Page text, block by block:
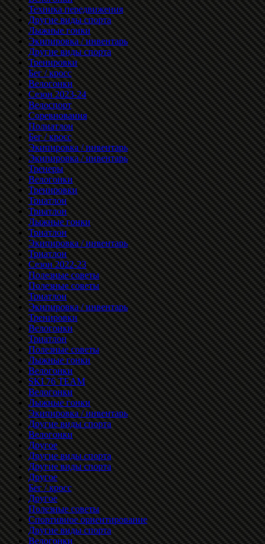
Техника передвижения
Другие виды спорта
Лыжные гонки
Экипировка / инвентарь
Другие виды спорта
Тренировки
Бег / кросс
Велогонки
Сезон 2023-24
Велоспорт
Соревнования
Полиатлон
Бег / кросс
Экипировка / инвентарь
Экипировка / инвентарь
Тренеры
Велогонки
Тренировки
Триатлон
Триатлон
Лыжные гонки
Триатлон
Экипировка / инвентарь
Триатлон
Сезон 2022-23
Полезные советы
Полезные советы
Триатлон
Экипировка / инвентарь
Тренировки
Велогонки
Триатлон
Полезные советы
Лыжные гонки
Велогонки
SKI 76 TEAM
Велогонки
Лыжные гонки
Экипировка / инвентарь
Другие виды спорта
Велогонки
Другое
Другие виды спорта
Другие виды спорта
Другое
Бег / кросс
Другое
Полезные советы
Спортивное ориентирование
Другие виды спорта
Велогонки